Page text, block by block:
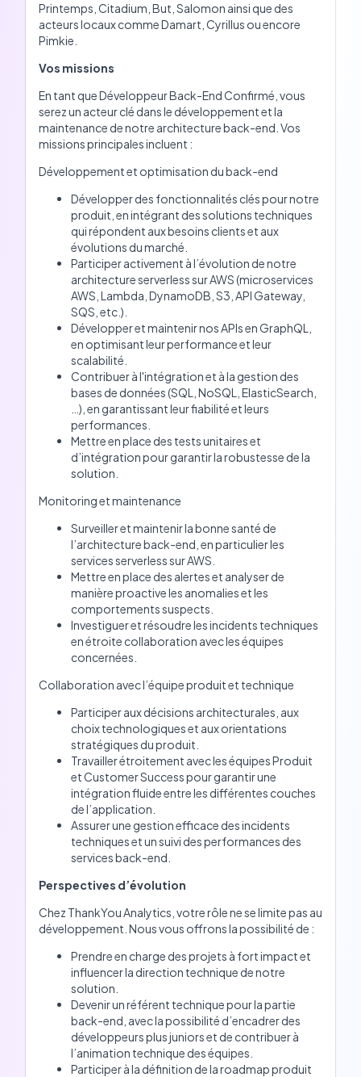
Printemps, Citadium, But, Salomon ainsi que des
acteurs locaux comme Damart, Cyrillus ou encore
Pimkie.
Vos missions
En tant que Développeur Back-End Confirmé, vous
serez un acteur clé dans le développement et la
maintenance de notre architecture back-end. Vos
missions principales incluent :
Développement et optimisation du back-end
Développer des fonctionnalités clés pour notre
produit, en intégrant des solutions techniques
qui répondent aux besoins clients et aux
évolutions du marché.
Participer activement à l’évolution de notre
architecture serverless sur AWS (microservices
AWS, Lambda, DynamoDB, S3, API Gateway,
SQS, etc.).
Développer et maintenir nos APIs en GraphQL,
en optimisant leur performance et leur
scalabilité.
Contribuer à l'intégration et à la gestion des
bases de données (SQL, NoSQL, ElasticSearch,
…), en garantissant leur fiabilité et leurs
performances.
Mettre en place des tests unitaires et
d’intégration pour garantir la robustesse de la
solution.
Monitoring et maintenance
Surveiller et maintenir la bonne santé de
l’architecture back-end, en particulier les
services serverless sur AWS.
Mettre en place des alertes et analyser de
manière proactive les anomalies et les
comportements suspects.
Investiguer et résoudre les incidents techniques
en étroite collaboration avec les équipes
concernées.
Collaboration avec l’équipe produit et technique
Participer aux décisions architecturales, aux
choix technologiques et aux orientations
stratégiques du produit.
Travailler étroitement avec les équipes Produit
et Customer Success pour garantir une
intégration fluide entre les différentes couches
de l’application.
Assurer une gestion efficace des incidents
techniques et un suivi des performances des
services back-end.
Perspectives d’évolution
Chez ThankYou Analytics, votre rôle ne se limite pas au
développement. Nous vous offrons la possibilité de :
Prendre en charge des projets à fort impact et
influencer la direction technique de notre
solution.
Devenir un référent technique pour la partie
back-end, avec la possibilité d’encadrer des
développeurs plus juniors et de contribuer à
l’animation technique des équipes.
Participer à la définition de la roadmap produit